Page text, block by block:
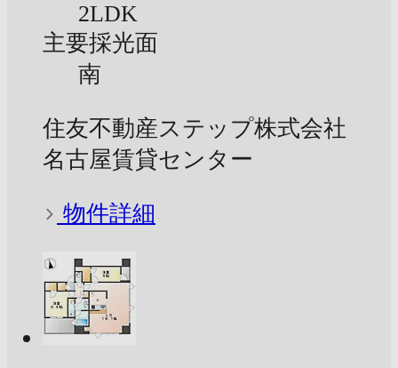
2LDK
主要採光面
南
住友不動産ステップ株式会社
名古屋賃貸センター
物件詳細